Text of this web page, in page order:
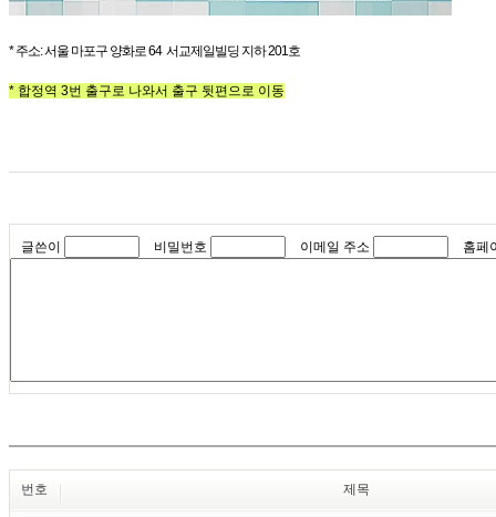
* 주소: 서울 마포구 양화로 64 서교제일빌딩 지하 201호
* 합정역 3번 출구로 나와서 출구 뒷편으로 이동
글쓴이 비밀번호 이메일 주소 홈페
번호 제목